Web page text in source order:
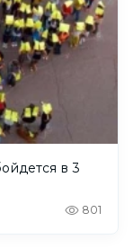
в 3
801